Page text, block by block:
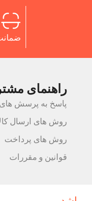
راهنمای
پاسخ به پرسش های
روش های ارسال
روش های پرداخت
قوانین و مقررات